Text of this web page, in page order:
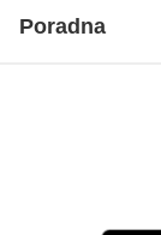
Poradna